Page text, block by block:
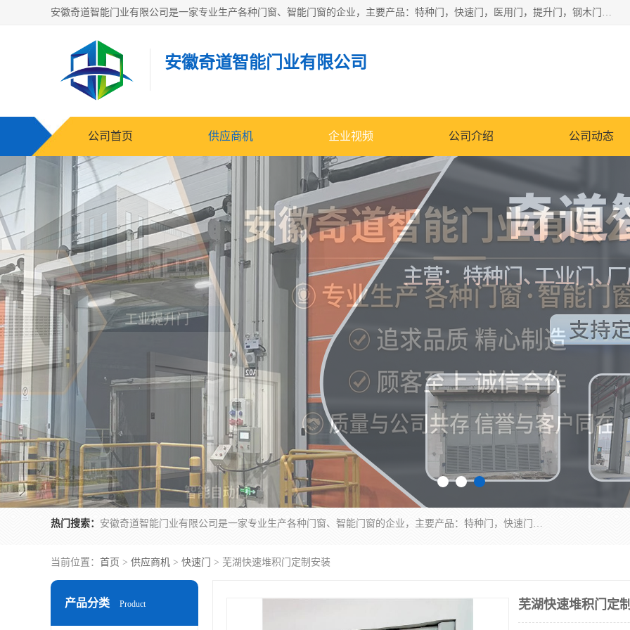
安徽奇道智能门业有限公司是一家专业生产各种门窗、智能门窗的企业，主要产品：特种门，快速门，医用门，提升门，钢木门，智能道闸，钢大门，平移门，卷帘门，保温门，钢制自由门，防火门等，欢迎前来咨询采购。
安徽奇道智能门业有限公司
公司首页 供应商机 企业视频 公司介绍 公司动态
热门搜索： 安徽奇道智能门业有限公司是一家专业生产各种门窗、智能门窗的企业，主要产品：特种门，快速门，医用门，提升门，钢木门，智能道闸，钢大门，平移门，卷帘门，保温门，钢制自由门，防火门等，欢迎前来咨询采购。
当前位置： 首页 > 供应商机 > 快速门 > 芜湖快速堆积门定制安装
产品分类 Product 芜湖快速堆积门定